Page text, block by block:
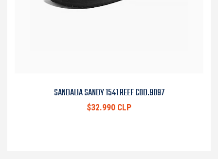
SANDALIA SANDY 1541 REEF COD.9097
$32.990 CLP